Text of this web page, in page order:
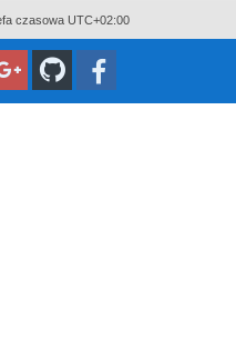
czasowa UTC+02:00